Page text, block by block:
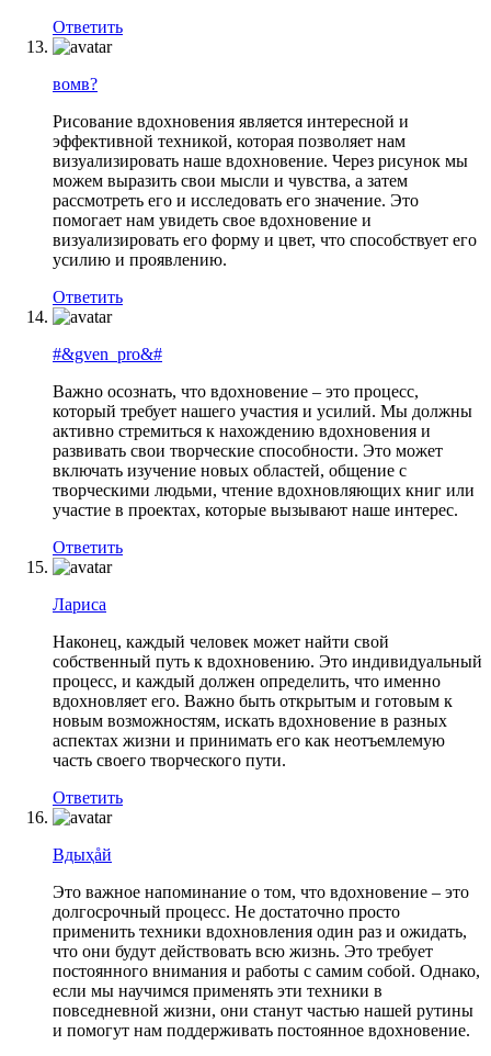
Ответить
ʙᴏᴍʙ?
Рисование вдохновения является интересной и
эффективной техникой, которая позволяет нам
визуализировать наше вдохновение. Через рисунок мы
можем выразить свои мысли и чувства, а затем
рассмотреть его и исследовать его значение. Это
помогает нам увидеть свое вдохновение и
визуализировать его форму и цвет, что способствует его
усилию и проявлению.
Ответить
#&gven_pro&#
Важно осознать, что вдохновение – это процесс,
который требует нашего участия и усилий. Мы должны
активно стремиться к нахождению вдохновения и
развивать свои творческие способности. Это может
включать изучение новых областей, общение с
творческими людьми, чтение вдохновляющих книг или
участие в проектах, которые вызывают наше интерес.
Ответить
Лариса
Наконец, каждый человек может найти свой
собственный путь к вдохновению. Это индивидуальный
процесс, и каждый должен определить, что именно
вдохновляет его. Важно быть открытым и готовым к
новым возможностям, искать вдохновение в разных
аспектах жизни и принимать его как неотъемлемую
часть своего творческого пути.
Ответить
Bдыҳåй
Это важное напоминание о том, что вдохновение – это
долгосрочный процесс. Не достаточно просто
применить техники вдохновления один раз и ожидать,
что они будут действовать всю жизнь. Это требует
постоянного внимания и работы с самим собой. Однако,
если мы научимся применять эти техники в
повседневной жизни, они станут частью нашей рутины
и помогут нам поддерживать постоянное вдохновение.